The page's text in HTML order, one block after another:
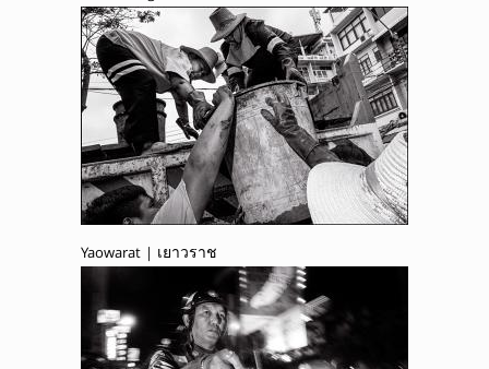
Yaowarat | เยาวราช